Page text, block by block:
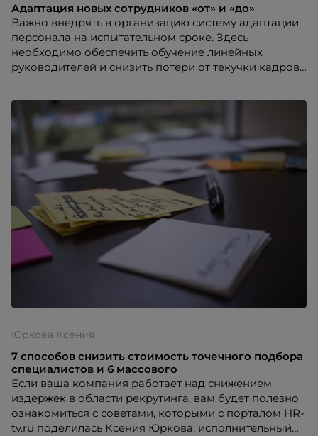
Адаптация новых сотрудников «от» и «до»
Важно внедрять в организацию систему адаптации
персонала на испытательном сроке. Здесь
необходимо обеспечить обучение линейных
руководителей и снизить потери от текучки кадров.
Юркова Ксения
7 способов снизить стоимость точечного подбора
специалистов и 6 массового
Если ваша компания работает над снижением
издержек в области рекрутинга, вам будет полезно
ознакомиться с советами, которыми с порталом HR-
tv.ru поделилась Ксения Юркова, исполнительный